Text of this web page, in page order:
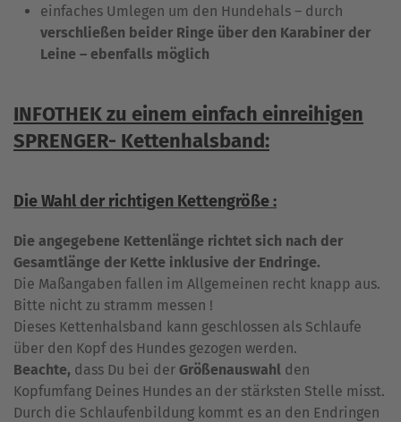
einfaches Umlegen um den Hundehals – durch
verschließen beider Ringe über den Karabiner der
Leine – ebenfalls möglich
INFOTHEK zu einem einfach einreihigen
SPRENGER- Kettenhalsband:
Die Wahl der richtigen Kettengröße :
Die angegebene Kettenlänge richtet sich nach der
Gesamtlänge der Kette inklusive der Endringe.
Die Maßangaben fallen im Allgemeinen recht knapp aus.
Bitte nicht zu stramm messen !
Dieses Kettenhalsband kann geschlossen als Schlaufe
über den Kopf des Hundes gezogen werden.
Beachte, dass Du bei der Größenauswahl den
Kopfumfang Deines Hundes an der stärksten Stelle misst.
Durch die Schlaufenbildung kommt es an den Endringen